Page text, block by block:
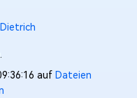
auf Dateien